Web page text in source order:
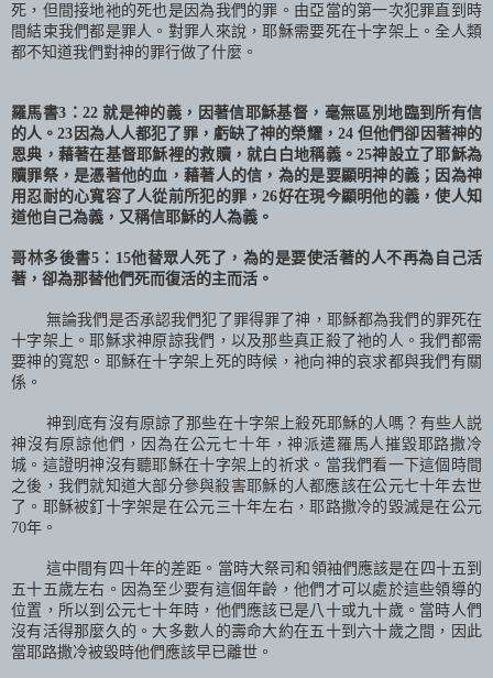
死，但間接地衪的死也是因為我們的罪。由亞當的第一次犯罪直到時
間結束我們都是罪人。對罪人來說，耶穌需要死在十字架上。全人類
都不知道我們對神的罪行做了什麼。
羅馬書3 ： 22就是神的義，因著信耶穌基督，毫無區別地臨到所有信
的人。23 因為人人都犯了罪，虧缺了神的榮耀， 24但他們卻因著神的
恩典，藉著在基督耶穌裡的救贖，就白白地稱義。25神設立了耶穌為
贖罪祭，是憑著他的血，藉著人的信，為的是要顯明神的義；因為神
用忍耐的心寬容了人從前所犯的罪，26好在現今顯明他的義，使人知
道他自己為義，又稱信耶穌的人為義。
哥林多後書5： 15他替眾人死了，為的是要使活著的人不再為自己活
著，卻為那替他們死而復活的主而活。
無論我們是否承認我們犯了罪得罪了神，耶穌都為我們的罪死在
十字架上。耶穌求神原諒我們，以及那些真正殺了祂的人。我們都需
要神的寬恕。耶穌在十字架上死的時候，衪向神的哀求都與我們有關
係。
神到底有沒有原諒了那些在十字架上殺死耶穌的人嗎？有些人説
神沒有原諒他們，因為在公元七十年，神派遣羅馬人摧毀耶路撒冷
城。這證明神沒有聽耶穌在十字架上的祈求。當我們看一下這個時間
之後，我們就知道大部分參與殺害耶穌的人都應該在公元七十年去世
了。耶穌被釘十字架是在公元三十年左右，耶路撒冷的毀滅是在公元
70年。
這中間有四十年的差距。當時大祭司和領袖們應該是在四十五到
五十五歲左右。因為至少要有這個年齡，他們才可以處於這些領導的
位置，所以到公元七十年時，他們應該已是八十或九十歲。當時人們
沒有活得那麼久的。大多數人的壽命大約在五十到六十歲之間，因此
當耶路撒冷被毀時他們應該早已離世。